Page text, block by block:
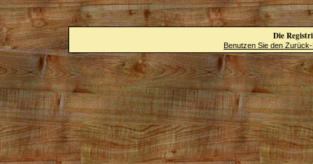
Die
Benutzen Sie den